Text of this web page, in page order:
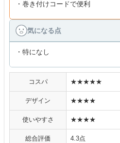
・巻き付けコードで便利
気になる点
・特になし
コスパ ★★★★★
デザイン ★★★★
使いやすさ ★★★★
総合評価 4.3点